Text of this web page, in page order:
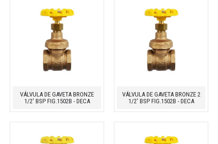
VÁLVULA DE GAVETA BRONZE
1/2' BSP FIG.1502B - DECA
VÁLVULA DE GAVETA BRONZE 2
1/2' BSP FIG.1502B - DECA